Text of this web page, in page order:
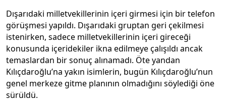
Dışarıdaki milletvekillerinin içeri girmesi için bir telefon
görüşmesi yapıldı. Dışarıdaki gruptan geri çekilmesi
istenirken, sadece milletvekillerinin içeri gireceği
konusunda içeridekiler ikna edilmeye çalışıldı ancak
temaslardan bir sonuç alınamadı. Öte yandan
Kılıçdaroğlu’na yakın isimlerin, bugün Kılıçdaroğlu’nun
genel merkeze gitme planının olmadığını söylediği öne
sürüldü.